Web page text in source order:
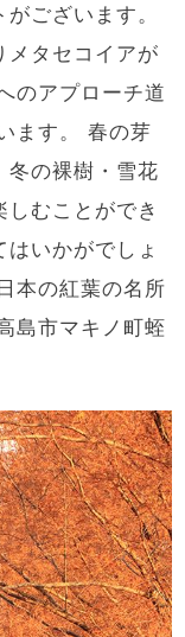
ございます。
メタセコイアが
のアプローチ道
ます。 春の芽
冬の裸樹・雪花
むことができ
いかがでしょ
本の紅葉の名所
島市マキノ町蛭